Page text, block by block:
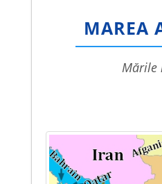
MAREA